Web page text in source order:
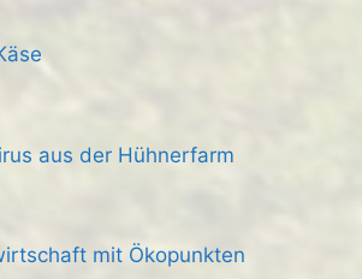
aus der Hühnerfarm
mit Ökopunkten